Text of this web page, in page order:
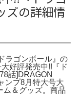
ズの詳細情
ラゴンボール』の
好評発売中!!『ド
話]DRAGON
ンプ8月特大号大
ム＆グッズ。商品